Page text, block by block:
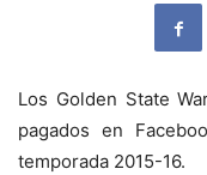
Los Golden State
pagados en
temporada 2015-16.